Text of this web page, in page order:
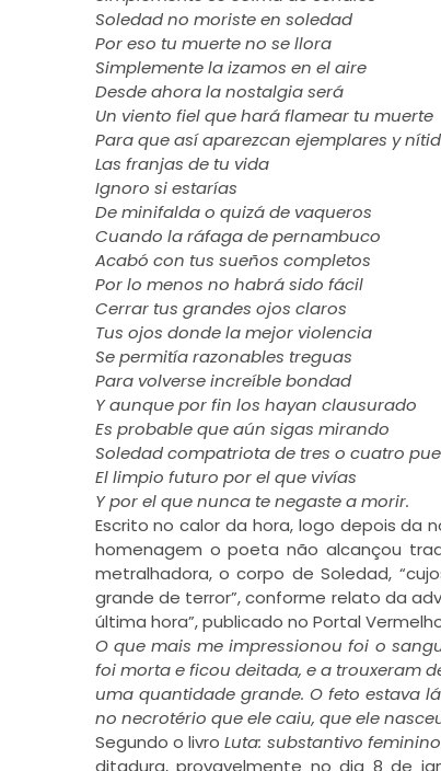
Soledad no moriste en soledad
Por eso tu muerte no se llora
Simplemente la izamos en el aire
Desde ahora la nostalgia será
Un viento fiel que hará flamear tu muerte
Para que así aparezcan ejemplares y
Las franjas de tu vida
Ignoro si estarías
De minifalda o quizá de vaqueros
Cuando la ráfaga de pernambuco
Acabó con tus sueños completos
Por lo menos no habrá sido fácil
Cerrar tus grandes ojos claros
Tus ojos donde la mejor violencia
Se permitía razonables treguas
Para volverse increíble bondad
Y aunque por fin los hayan clausurado
Es probable que aún sigas mirando
Soledad compatriota de tres o cuatro
El limpio futuro por el que vivías
Y por el que nunca te negaste a morir.
Escrito no calor da hora, logo depois da
homenagem o poeta não alcançou
metralhadora, o corpo de Soledad,
grande de terror”, conforme relato da
última hora”, publicado no Portal
O que mais me impressionou foi o
foi morta e ficou deitada, e a trouxeram
uma quantidade grande. O feto estava
no necrotério que ele caiu, que ele
Segundo o livroLuta: substantivo feminino
ditadura, provavelmente no dia 8 de